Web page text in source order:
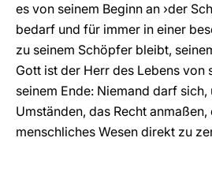
es von seinem Beginn an ›der
bedarf und für immer in einer
zu seinem Schöpfer bleibt,
Gott ist der Herr des Lebens von
seinem Ende: Niemand darf sich,
Umständen, das Recht
menschliches Wesen direkt zu